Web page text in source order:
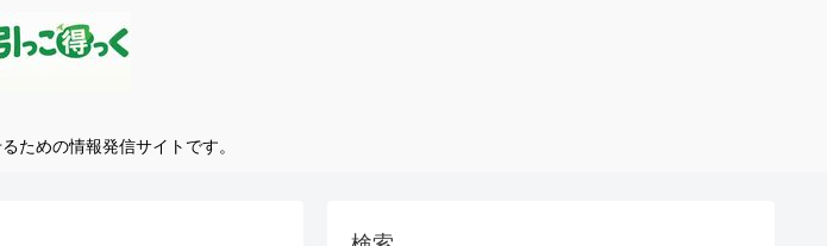
ための情報発信サイトです。